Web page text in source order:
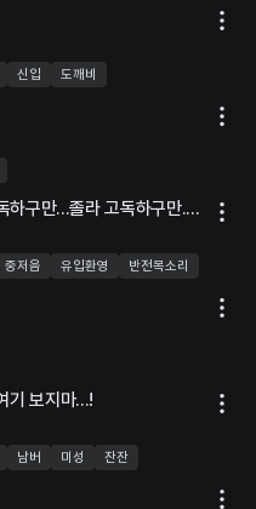
신입 도깨비
구만...졸라 고독하구만....
중저음 유입환영 반전목소리
기 보지마...!
남버 미성 잔잔